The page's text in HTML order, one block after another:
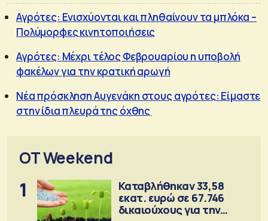
Αγρότες: Ενισχύονται και πληθαίνουν τα μπλόκα –
Πολύμορφες κινητοποιήσεις
Αγρότες: Μέχρι τέλος Φεβρουαρίου η υποβολή
φακέλων για την κρατική αρωγή
Νέα πρόσκληση Αυγενάκη στους αγρότες: Είμαστε
στην ίδια πλευρά της όχθης
OT Weekend
1
Καταβλήθηκαν 33,58
εκατ. ευρώ σε 67.746
δικαιούχους για την